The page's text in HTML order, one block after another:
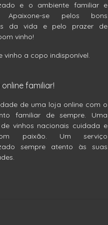
e o ambiente familiar e
Apaixone-se pelos bons
da vida e pelo prazer de
vinho!
vinho a copo indisponível.
familiar!
de uma loja online com o
familiar de sempre. Uma
vinhos nacionais cuidada e
paixão. Um serviço
sempre atento às suas